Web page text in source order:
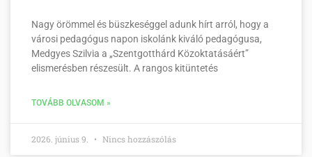
Nagy örömmel és büszkeséggel adunk hírt arról, hogy a
városi pedagógus napon iskolánk kiváló pedagógusa,
Medgyes Szilvia a „Szentgotthárd Közoktatásáért”
elismerésben részesült. A rangos kitüntetés
TOVÁBB OLVASOM »
2026. június 9. Nincs hozzászólás